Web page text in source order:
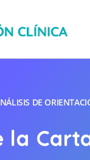
DE
la